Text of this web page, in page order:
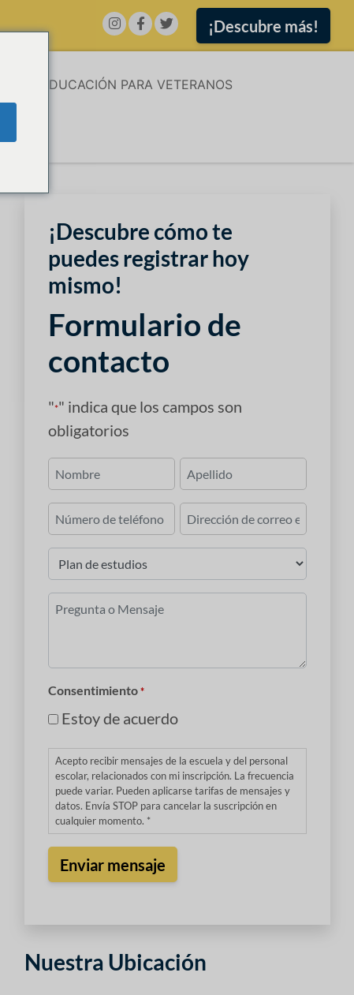
¡Descubre más!
EDUCACIÓN PARA VETERANOS
¡Descubre cómo te
puedes registrar hoy
mismo!
Formulario de
contacto
"*" indica que los campos son
obligatorios
*
Primero Último
de
teléfono
electrónico
*
de
estudios
Consentimiento *
Estoy de acuerdo
Acepto recibir mensajes de la escuela y del personal
escolar, relacionados con mi inscripción. La frecuencia
puede variar. Pueden aplicarse tarifas de mensajes y
datos. Envía STOP para cancelar la suscripción en
cualquier momento. *
Nuestra Ubicación